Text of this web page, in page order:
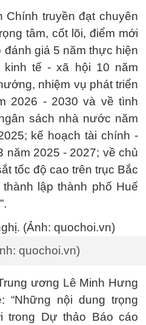
Chính truyền đạt chuyên
tâm, cốt lõi, điểm mới
giá 5 năm thực hiện
kinh tế - xã hội 10 năm
nhiệm vụ phát triển
2026 - 2030 và về tình
sách nhà nước năm
kế hoạch tài chính -
năm 2025 - 2027; về chủ
tốc độ cao trên trục Bắc
lập thành phố Huế
quochoi.vn)
ương Lê Minh Hưng
“Những nội dung trọng
trong Dự thảo Báo cáo